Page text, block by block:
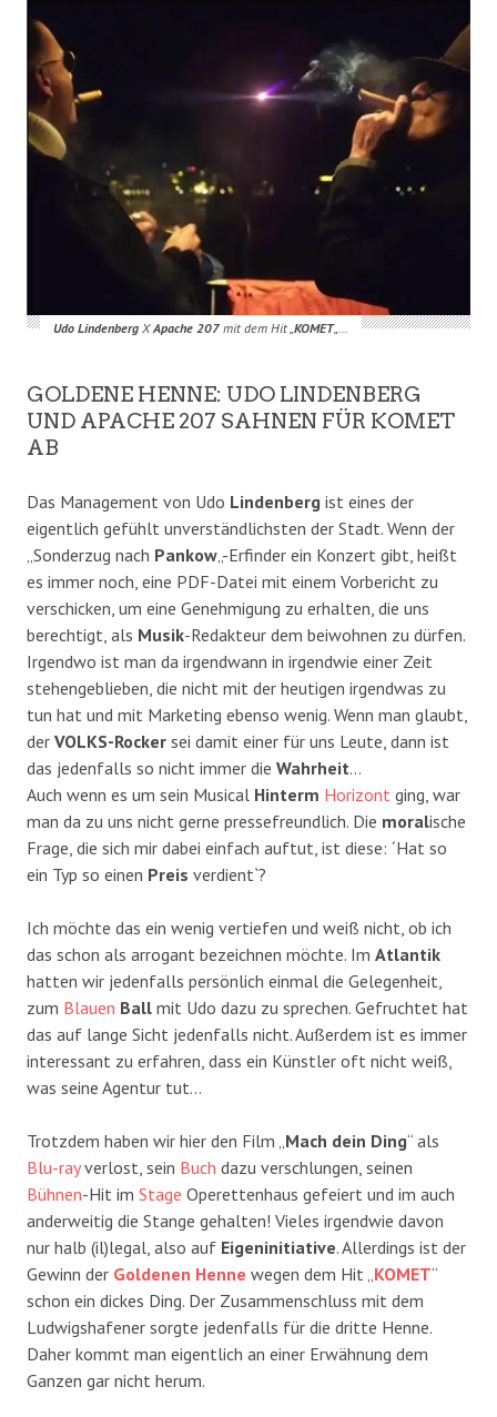
Udo LindenbergXApache 207mit dem Hit „KOMET„…
GOLDENE HENNE: UDO LINDENBERG
UND APACHE 207 SAHNEN FÜR KOMET
AB
Das Management von Udo Lindenberg ist eines der
eigentlich gefühlt unverständlichsten der Stadt. Wenn der
„Sonderzug nach Pankow„-Erfinder ein Konzert gibt, heißt
es immer noch, eine PDF-Datei mit einem Vorbericht zu
verschicken, um eine Genehmigung zu erhalten, die uns
berechtigt, als Musik-Redakteur dem beiwohnen zu dürfen.
Irgendwo ist man da irgendwann in irgendwie einer Zeit
stehengeblieben, die nicht mit der heutigen irgendwas zu
tun hat und mit Marketing ebenso wenig. Wenn man glaubt,
der VOLKS-Rocker sei damit einer für uns Leute, dann ist
das jedenfalls so nicht immer die Wahrheit…
Auch wenn es um sein Musical Hinterm Horizont ging, war
man da zu uns nicht gerne pressefreundlich. Die moralische
Frage, die sich mir dabei einfach auftut, ist diese: ´Hat so
ein Typ so einen Preis verdient`?
Ich möchte das ein wenig vertiefen und weiß nicht, ob ich
das schon als arrogant bezeichnen möchte. Im Atlantik
hatten wir jedenfalls persönlich einmal die Gelegenheit,
zum Blauen Ball mit Udo dazu zu sprechen. Gefruchtet hat
das auf lange Sicht jedenfalls nicht. Außerdem ist es immer
interessant zu erfahren, dass ein Künstler oft nicht weiß,
was seine Agentur tut…
Trotzdem haben wir hier den Film „Mach dein Ding“ als
Blu-rayverlost, sein Buch dazu verschlungen, seinen
Bühnen-Hit im Stage Operettenhaus gefeiert und im auch
anderweitig die Stange gehalten! Vieles irgendwie davon
nur halb (il)legal, also auf Eigeninitiative. Allerdings ist der
Gewinn der Goldenen Henne wegen dem Hit „KOMET“
schon ein dickes Ding. Der Zusammenschluss mit dem
Ludwigshafener sorgte jedenfalls für die dritte Henne.
Daher kommt man eigentlich an einer Erwähnung dem
Ganzen gar nicht herum.